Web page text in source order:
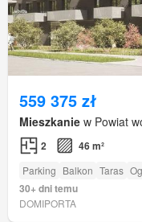
559 375 zł
Mieszkanie w Powiat
2 46 m²
Parking Balkon Taras
30+ dni temu
DOMIPORTA